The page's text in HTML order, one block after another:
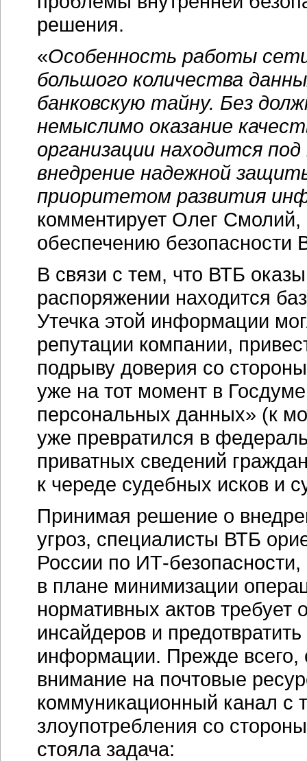
решения.
«Особенность работы
большого количества
банковскую тайну. Без
немыслимо оказание
организации находится
внедрение надежной
приоритетом развития
комментирует Олег
обеспечению безопасности
В связи с тем, что ВТБ
распоряжении находится
Утечка этой информации
репутации компании,
подрыву доверия со
уже на тот момент в
персональных данных» (к
уже превратился в
приватных сведений
к череде судебных исков и
Принимая решение о
угроз, специалисты ВТБ
России по ИТ-
в плане минимизации
нормативных актов требует
инсайдеров и
информации. Прежде всего,
внимание на почтовые
коммуникационный канал с
злоупотребления со
стояла задача: